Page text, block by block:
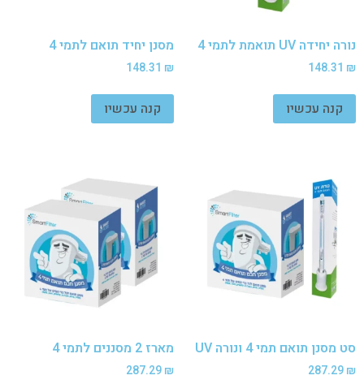
נורה יחידה UV תואמת לתמי 4
148.31 ₪
קנה עכשיו
מסנן יחיד תואם לתמי 4
148.31 ₪
קנה עכשיו
סט מסנן תואם תמי 4 ונורה UV
287.29 ₪
מארז 2 מסננים לתמי 4
287.29 ₪